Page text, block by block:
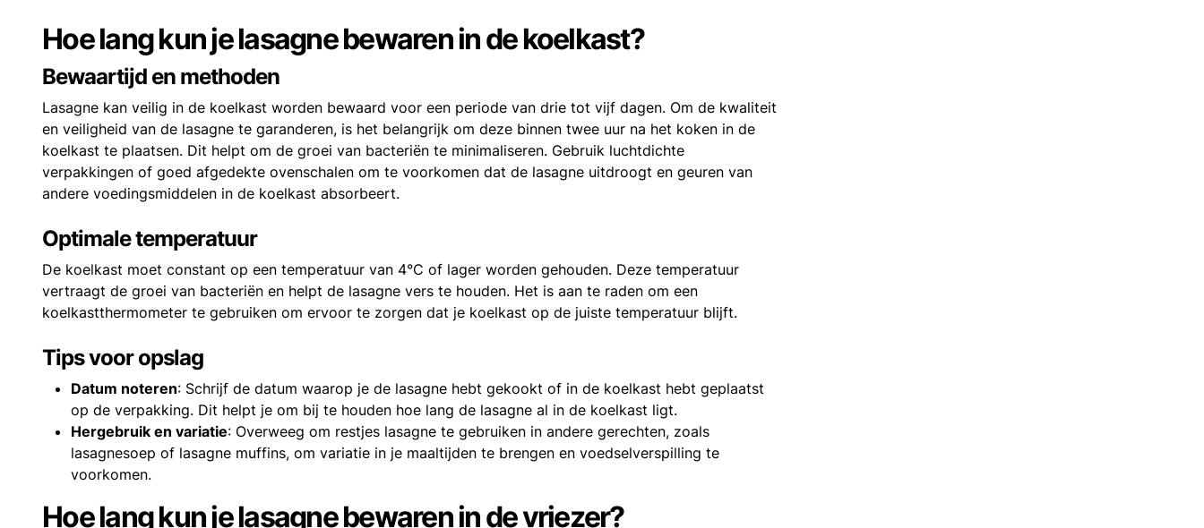
Hoe lang kun je lasagne bewaren in de koelkast?
Bewaartijd en methoden
Lasagne kan veilig in de koelkast worden bewaard voor een periode van drie tot vijf dagen. Om de kwaliteit
en veiligheid van de lasagne te garanderen, is het belangrijk om deze binnen twee uur na het koken in de
koelkast te plaatsen. Dit helpt om de groei van bacteriën te minimaliseren. Gebruik luchtdichte
verpakkingen of goed afgedekte ovenschalen om te voorkomen dat de lasagne uitdroogt en geuren van
andere voedingsmiddelen in de koelkast absorbeert.
Optimale temperatuur
De koelkast moet constant op een temperatuur van 4°C of lager worden gehouden. Deze temperatuur
vertraagt de groei van bacteriën en helpt de lasagne vers te houden. Het is aan te raden om een
koelkastthermometer te gebruiken om ervoor te zorgen dat je koelkast op de juiste temperatuur blijft.
Tips voor opslag
Datum noteren: Schrijf de datum waarop je de lasagne hebt gekookt of in de koelkast hebt geplaatst
op de verpakking. Dit helpt je om bij te houden hoe lang de lasagne al in de koelkast ligt.
Hergebruik en variatie: Overweeg om restjes lasagne te gebruiken in andere gerechten, zoals
lasagnesoep of lasagne muffins, om variatie in je maaltijden te brengen en voedselverspilling te
voorkomen.
Hoe lang kun je lasagne bewaren in de vriezer?